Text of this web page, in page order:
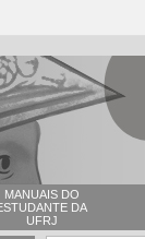
MANUAIS DO
DA
UFRJ